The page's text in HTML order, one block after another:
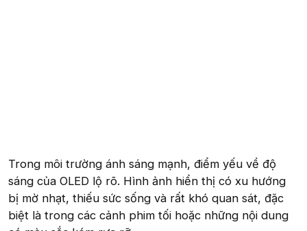
Trong môi trường ánh sáng mạnh, điểm yếu về độ
sáng của OLED lộ rõ. Hình ảnh hiển thị có xu hướng
bị mờ nhạt, thiếu sức sống và rất khó quan sát, đặc
biệt là trong các cảnh phim tối hoặc những nội dung